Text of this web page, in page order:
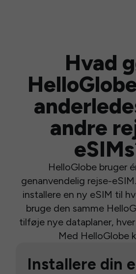
Hvad
andre
HelloGlobe bruger
genanvendelig rejse-
installere en ny eSIM til
bruge den samme
tilføje nye dataplaner,
Med HelloGlobe
Installere din